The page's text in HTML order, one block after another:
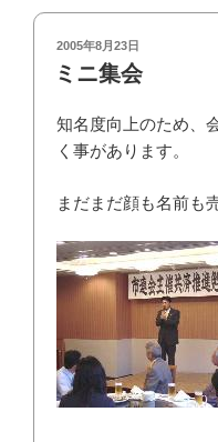
投
稿
日:
2005年8月23日
ミニ集会
知名度向上のため、
く事があります。
まだまだ顔も名前も